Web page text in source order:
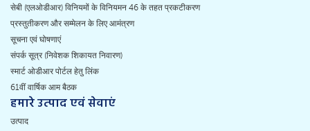
सेबी (एलओडीआर) विनियमों के विनियमन 46 के तहत प्रकटीकरण
प्रस्तुतीकरण और सम्मेलन के लिए आमंत्रण
सूचना एवं घोषणाएं
संपर्क सूत्र (निवेशक शिकायत निवारण)
स्मार्ट ओडीआर पोर्टल हेतु लिंक
61वीं वार्षिक आम बैठक
हमारे उत्पाद एवं सेवाएं
उत्पाद